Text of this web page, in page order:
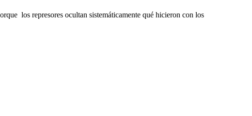
los represores ocultan sistemáticamente qué hicieron con los